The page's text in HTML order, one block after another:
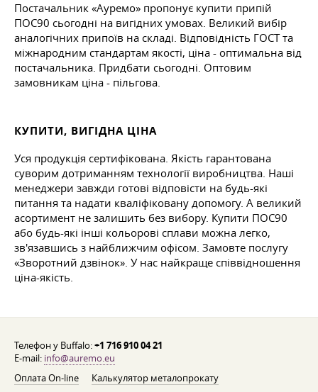
Постачальник «Ауремо» пропонує купити припій
ПОС90 сьогодні на вигідних умовах. Великий вибір
аналогічних припоїв на складі. Відповідність ГОСТ та
міжнародним стандартам якості, ціна - оптимальна від
постачальника. Придбати сьогодні. Оптовим
замовникам ціна - пільгова.
КУПИТИ, ВИГІДНА ЦІНА
Уся продукція сертифікована. Якість гарантована
суворим дотриманням технології виробництва. Наші
менеджери завжди готові відповісти на будь-які
питання та надати кваліфіковану допомогу. А великий
асортимент не залишить без вибору. Купити ПОС90
або будь-які інші кольорові сплави можна легко,
зв'язавшись з найближчим офісом. Замовте послугу
«Зворотний дзвінок». У нас найкраще співвідношення
ціна-якість.
Телефон у Buffalo:+1 716 910 04 21
E-mail: info@auremo.eu
Оплата On-line
Калькулятор металопрокату